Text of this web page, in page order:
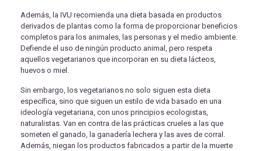
Además, la IVU recomienda una dieta basada en productos
derivados de plantas como la forma de proporcionar beneficios
completos para los animales, las personas y el medio ambiente.
Defiende el uso de ningún producto animal, pero respeta
aquellos vegetarianos que incorporan en su dieta lácteos,
huevos o miel.
Sin embargo, los vegetarianos no solo siguen esta dieta
específica, sino que siguen un estilo de vida basado en una
ideología vegetariana, con unos principios ecologistas,
naturalistas. Van en contra de las prácticas crueles a las que
someten el ganado, la ganadería lechera y las aves de corral.
Además, niegan los productos fabricados a partir de la muerte